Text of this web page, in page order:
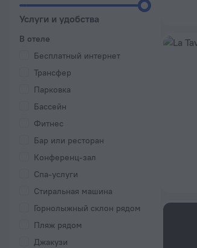
Услуги и удобства
В отеле
Бесплатный интернет
Трансфер
Парковка
Бассейн
Фитнес
Бар или ресторан
Конференц-зал
Спа-услуги
Стиральная машина
Горнолыжный склон рядом
Пляж рядом
Джакузи